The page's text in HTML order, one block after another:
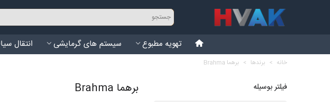
تهویه مطبوع سیستم های گرمایشی انتقال
خانه > برندها > برهما Brahma
فیلتر بوسیله برهما Brahma